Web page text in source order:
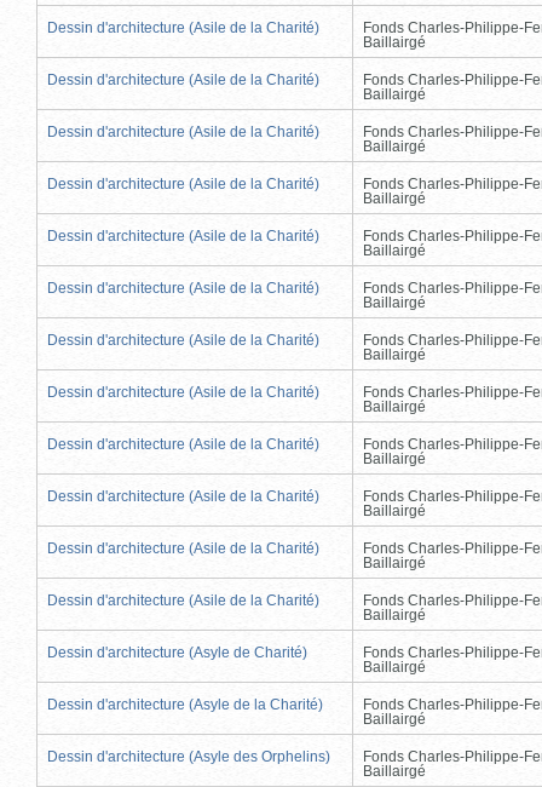
Dessin d'architecture (Asile de la Charité)
Fonds Charles-Philippe-
Baillairgé
Dessin d'architecture (Asile de la Charité)
Fonds Charles-Philippe-
Baillairgé
Dessin d'architecture (Asile de la Charité)
Fonds Charles-Philippe-
Baillairgé
Dessin d'architecture (Asile de la Charité)
Fonds Charles-Philippe-
Baillairgé
Dessin d'architecture (Asile de la Charité)
Fonds Charles-Philippe-
Baillairgé
Dessin d'architecture (Asile de la Charité)
Fonds Charles-Philippe-
Baillairgé
Dessin d'architecture (Asile de la Charité)
Fonds Charles-Philippe-
Baillairgé
Dessin d'architecture (Asile de la Charité)
Fonds Charles-Philippe-
Baillairgé
Dessin d'architecture (Asile de la Charité)
Fonds Charles-Philippe-
Baillairgé
Dessin d'architecture (Asile de la Charité)
Fonds Charles-Philippe-
Baillairgé
Dessin d'architecture (Asile de la Charité)
Fonds Charles-Philippe-
Baillairgé
Dessin d'architecture (Asile de la Charité)
Fonds Charles-Philippe-
Baillairgé
Dessin d'architecture (Asyle de Charité)
Fonds Charles-Philippe-
Baillairgé
Dessin d'architecture (Asyle de la Charité)
Fonds Charles-Philippe-
Baillairgé
Dessin d'architecture (Asyle des Orphelins)
Fonds Charles-Philippe-
Baillairgé